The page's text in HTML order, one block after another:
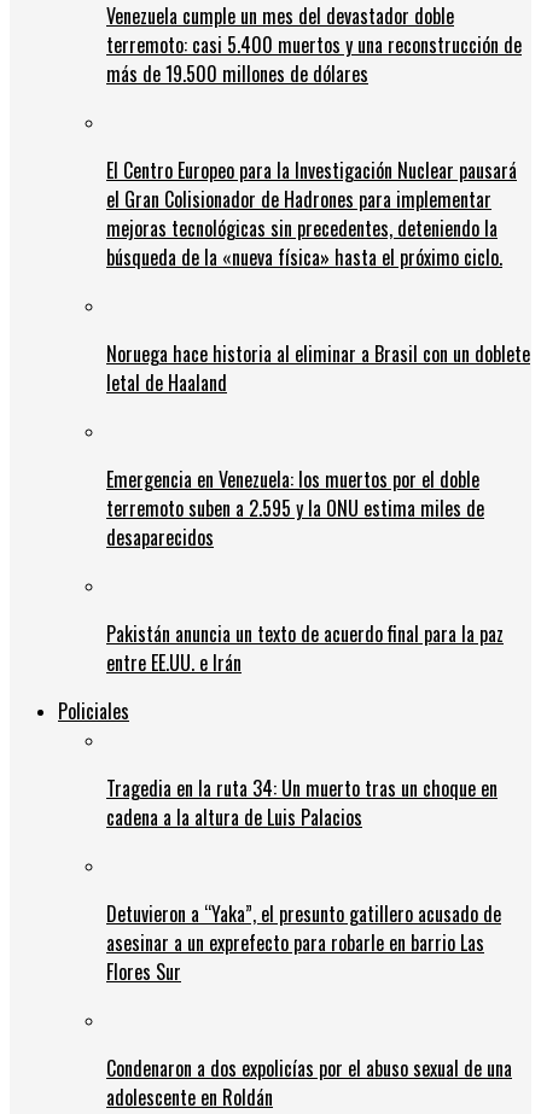
Venezuela cumple un mes del devastador doble
terremoto: casi 5.400 muertos y una reconstrucción de
más de 19.500 millones de dólares
El Centro Europeo para la Investigación Nuclear pausará
el Gran Colisionador de Hadrones para implementar
mejoras tecnológicas sin precedentes, deteniendo la
búsqueda de la «nueva física» hasta el próximo ciclo.
Noruega hace historia al eliminar a Brasil con un doblete
letal de Haaland
Emergencia en Venezuela: los muertos por el doble
terremoto suben a 2.595 y la ONU estima miles de
desaparecidos
Pakistán anuncia un texto de acuerdo final para la paz
entre EE.UU. e Irán
Policiales
Tragedia en la ruta 34: Un muerto tras un choque en
cadena a la altura de Luis Palacios
Detuvieron a “Yaka”, el presunto gatillero acusado de
asesinar a un exprefecto para robarle en barrio Las
Flores Sur
Condenaron a dos expolicías por el abuso sexual de una
adolescente en Roldán